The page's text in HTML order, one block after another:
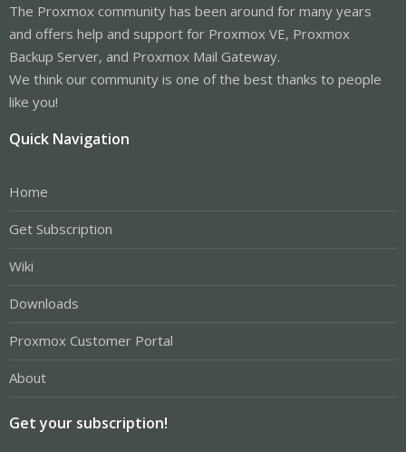
The Proxmox community has been around for many years
and offers help and support for Proxmox VE, Proxmox
Backup Server, and Proxmox Mail Gateway.
We think our community is one of the best thanks to people
like you!
Quick Navigation
Home
Get Subscription
Wiki
Downloads
Proxmox Customer Portal
About
Get your subscription!